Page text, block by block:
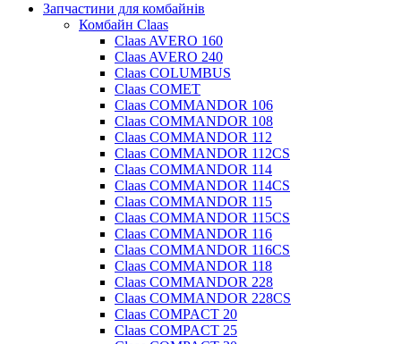
Запчастини для комбайнів
Комбайн Claas
Claas AVERO 160
Claas AVERO 240
Claas COLUMBUS
Claas COMET
Claas COMMANDOR 106
Claas COMMANDOR 108
Claas COMMANDOR 112
Claas COMMANDOR 112CS
Claas COMMANDOR 114
Claas COMMANDOR 114CS
Claas COMMANDOR 115
Claas COMMANDOR 115CS
Claas COMMANDOR 116
Claas COMMANDOR 116CS
Claas COMMANDOR 118
Claas COMMANDOR 228
Claas COMMANDOR 228CS
Claas COMPACT 20
Claas COMPACT 25